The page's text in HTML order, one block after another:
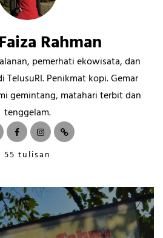
Rahman
pemerhati ekowisata, dan
Penikmat kopi. Gemar
gemintang, matahari terbit dan
tenggelam.
55 tulisan